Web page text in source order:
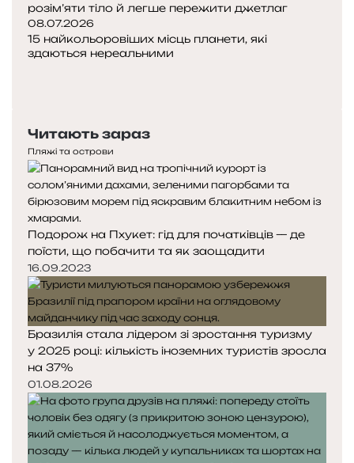
розім’яти тіло й легше пережити джетлаг
08.07.2026
15 найкольоровіших місць планети, які
здаються нереальними
Читають зараз
Пляжі та острови
Подорож на Пхукет: гід для початківців — де
поїсти, що побачити та як заощадити
16.09.2023
Бразилія стала лідером зі зростання туризму
у 2025 році: кількість іноземних туристів зросла
на 37%
01.08.2026